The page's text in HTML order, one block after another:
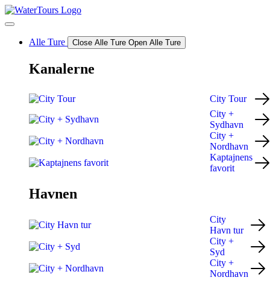
Videre
til
Alle Ture
Close Alle Ture Open Alle Ture
Kanalerne
City Tour
City +
Sydhavn
City +
Nordhavn
Kaptajnens
favorit
Havnen
City
Havn tur
City +
Syd
City +
Nordhavn